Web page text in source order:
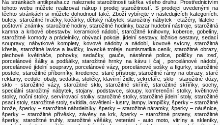
Na stránkách antikpraha.cz naleznete starožitnosti takřka všeho druhu. Prostřednictvím
tohoto webu můžete realizovat nákup i prodej starožitností. S prodejci uvedenými na
těchto stránkách si můžete dohodnout také. Zboží vybírejte v následujících kategoriích:
bufety.starožitné hračky, kočárky,dětský nábytek ,starožitný nábytek -etažéry, filatelie -
poštovní známky, starožitné hodiny, starožitné hodinky, bazar hudební nástroje starožitná
kamna a krbové obestavby, keramické nádobí ,starožitné knihovny,koberce, gobelíny,
starožitné komody a prádelníky,obývací pokoje, jídelní sestavy,ložnice sestavy, sedací
soupravy,nábytkové komplety, kovové nádoby a nádobí ,kovové svícny, starožitná
křesla
starožitné lavice a lavičky, lovecké trofeje, numismatika ceník , starožitné obrazy,
plechové květináče ,pohovky, sedačky, gauče nástěnné police, poličky na zeď,
porcelánové šálky a podšálky, starožitné hrnky na kávu i čaj
,porcelánové nádobí,
porcelánové jídelní soupravy,porcelánové vázy, porcelánové sošky a figurky, starožitné
postele ,starožitné příborníky, kredence, staré přístroje,starožitné rámy na obrazy, staré
reklamy, cedule, obaly, sedátka, stoličky, klavírní židle ,sekretáře ,sklo - starožitné dózy,
sklo - starožitné vázy,starožitné sklo starožitné skříně, starožitné skříňky, sochy,
speciální starožitný nábytek ,stojany, podstavce, sloupy,konferenční stolky, květinové
stolky, noční stolky,servírovací stolky,starožitné stolky,starožitné jídelní stoly, starožitné
psací stoly, starožitné stoly, svítidla, osvětlení - lustry, lampy, lampičky, šperky – starožitné
brože ,šperky – starožitné náhrdelníky,šperky – starožitné náramky,šperky – náušnice,
šperky – starožitné přívěsky, závěsy na krk
,šperky – starožitné prsteny, starožitné
šperky, starožitné truhly, starožitné věšáky,veteráni - auto moto vitríny a skleníky,